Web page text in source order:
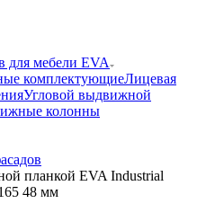
для мебели EVA
комплектующиеЛицевая
Угловой выдвижной
колонны
планкой EVA Industrial
48 мм